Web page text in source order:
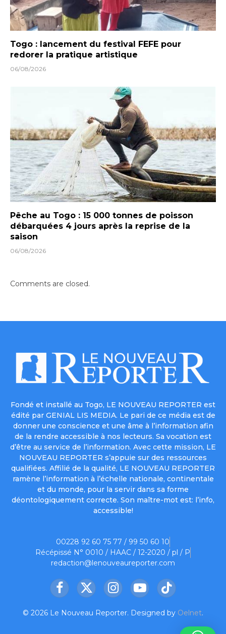
Togo : lancement du festival FEFE pour
redorer la pratique artistique
06/08/2026
Pêche au Togo : 15 000 tonnes de poisson
débarquées 4 jours après la reprise de la
saison
06/08/2026
Comments are closed.
Fondé et installé au Togo, LE NOUVEAU REPORTER est
édité par GENIAL LIS MEDIA. Le pari de ce média est de
donner une conscience et une âme à l’information afin
de la rendre accessible à nos lecteurs. Sa vocation est
d’être au service de l’information. Avec cette mission, LE
NOUVEAU REPORTER s’appuie sur des ressources
qualifiées. Affilié de la qualité, LE NOUVEAU REPORTER
ramène l’information à l’échelle nationale, continentale
et du monde, pour la servir dans sa forme
déontologiquement correcte. Son maître-mot est: l’info,
accessible!
00228 92 60 75 77 / 99 50 60 10
Récépissé N° 0010 / HAAC / 12-2020 / pl / P
redaction@lenouveaureporter.com
Facebook
X
InstagramYouTubeTikTok
© 2026 Le Nouveau Reporter. Designed by Oelnet.